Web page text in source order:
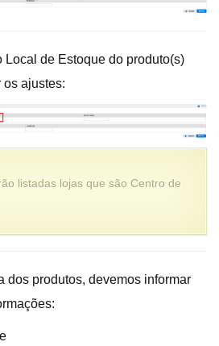
Local de Estoque do produto(s)
os ajustes:
listadas lojas que são Centro de
dos produtos, devemos informar